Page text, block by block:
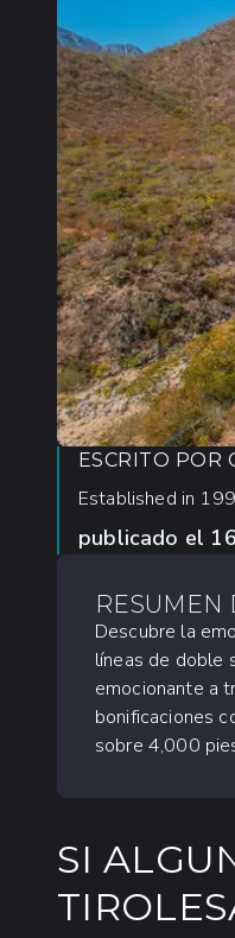
ESCRITO POR
Established in
publicado el
RESUMEN
Descubre la
líneas de doble
emocionante a
bonificaciones
sobre 4,000
SI